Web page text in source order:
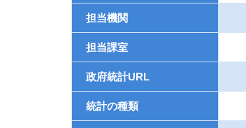
担当機関
担当課室
政府統計URL
統計の種類